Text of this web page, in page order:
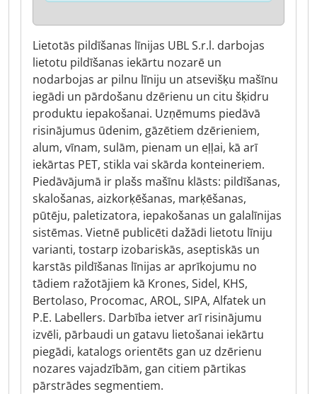
Lietotās pildīšanas līnijas UBL S.r.l. darbojas
lietotu pildīšanas iekārtu nozarē un
nodarbojas ar pilnu līniju un atsevišķu mašīnu
iegādi un pārdošanu dzērienu un citu šķidru
produktu iepakošanai. Uzņēmums piedāvā
risinājumus ūdenim, gāzētiem dzērieniem,
alum, vīnam, sulām, pienam un eļļai, kā arī
iekārtas PET, stikla vai skārda konteineriem.
Piedāvājumā ir plašs mašīnu klāsts: pildīšanas,
skalošanas, aizkorķēšanas, marķēšanas,
pūtēju, paletizatora, iepakošanas un galalīnijas
sistēmas. Vietnē publicēti dažādi lietotu līniju
varianti, tostarp izobariskās, aseptiskās un
karstās pildīšanas līnijas ar aprīkojumu no
tādiem ražotājiem kā Krones, Sidel, KHS,
Bertolaso, Procomac, AROL, SIPA, Alfatek un
P.E. Labellers. Darbība ietver arī risinājumu
izvēli, pārbaudi un gatavu lietošanai iekārtu
piegādi, katalogs orientēts gan uz dzērienu
nozares vajadzībām, gan citiem pārtikas
pārstrādes segmentiem.